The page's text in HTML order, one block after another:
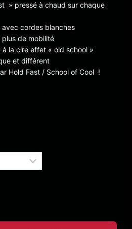
» pressé à chaud sur chaque
cordes blanches
de mobilité
la cire effet « old school »
et différent
Hold Fast / School of Cool !